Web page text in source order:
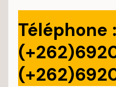
Téléphone :